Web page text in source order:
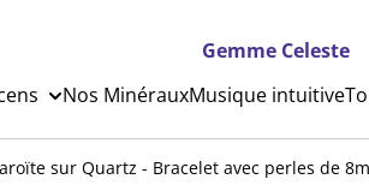
Gemme Celeste
Nos MinérauxMusique intuitive
sur Quartz - Bracelet avec perles de